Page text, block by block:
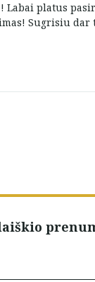
Labai platus
Sugrisiu